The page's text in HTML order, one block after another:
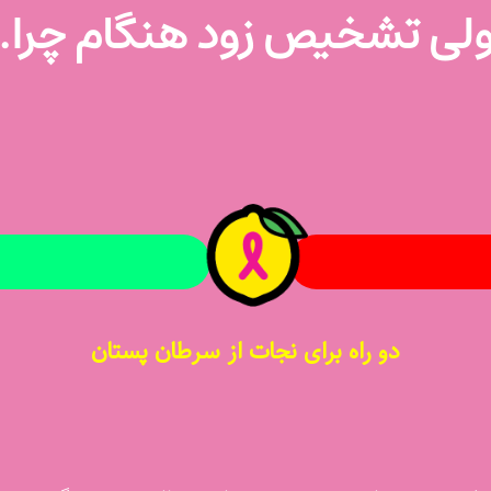
تشخیص زود هنگام چرا.
درمان آسان‌تر، شانس زندگی بيشتر